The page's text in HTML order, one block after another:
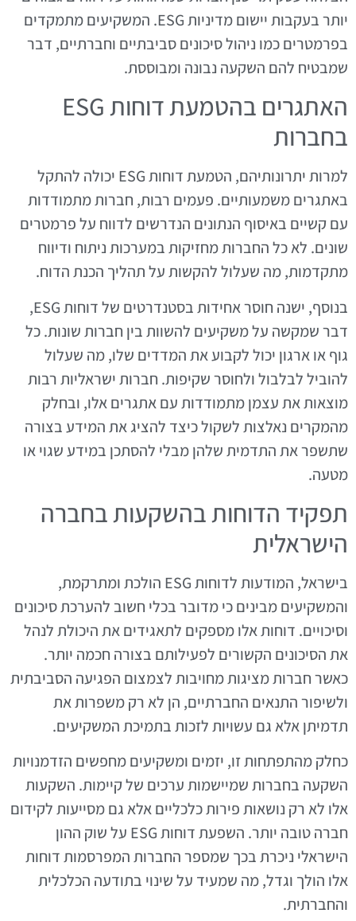
יותר בעקבות יישום מדיניות ESG. המשקיעים מתמקדים
בפרמטרים כמו ניהול סיכונים סביבתיים וחברתיים, דבר
שמבטיח להם השקעה נבונה ומבוססת.
האתגרים בהטמעת דוחות ESG
בחברות
למרות יתרונותיהם, הטמעת דוחות ESG יכולה להתקל
באתגרים משמעותיים. פעמים רבות, חברות מתמודדות
עם קשיים באיסוף הנתונים הנדרשים לדווח על פרמטרים
שונים. לא כל החברות מחזיקות במערכות ניתוח ודיווח
מתקדמות, מה שעלול להקשות על תהליך הכנת הדוח.
בנוסף, ישנה חוסר אחידות בסטנדרטים של דוחות ESG,
דבר שמקשה על משקיעים להשוות בין חברות שונות. כל
גוף או ארגון יכול לקבוע את המדדים שלו, מה שעלול
להוביל לבלבול ולחוסר שקיפות. חברות ישראליות רבות
מוצאות את עצמן מתמודדות עם אתגרים אלו, ובחלק
מהמקרים נאלצות לשקול כיצד להציג את המידע בצורה
שתשפר את התדמית שלהן מבלי להסתכן במידע שגוי או
מטעה.
תפקיד הדוחות בהשקעות בחברה
הישראלית
בישראל, המודעות לדוחות ESG הולכת ומתרקמת,
והמשקיעים מבינים כי מדובר בכלי חשוב להערכת סיכונים
וסיכויים. דוחות אלו מספקים לתאגידים את היכולת לנהל
את הסיכונים הקשורים לפעילותם בצורה חכמה יותר.
כאשר חברות מציגות מחויבות לצמצום הפגיעה הסביבתית
ולשיפור התנאים החברתיים, הן לא רק משפרות את
תדמיתן אלא גם עשויות לזכות בתמיכת המשקיעים.
כחלק מהתפתחות זו, יזמים ומשקיעים מחפשים הזדמנויות
השקעה בחברות שמיישמות ערכים של קיימות. השקעות
אלו לא רק נושאות פירות כלכליים אלא גם מסייעות לקידום
חברה טובה יותר. השפעת דוחות ESG על שוק ההון
הישראלי ניכרת בכך שמספר החברות המפרסמות דוחות
אלו הולך וגדל, מה שמעיד על שינוי בתודעה הכלכלית
והחברתית.